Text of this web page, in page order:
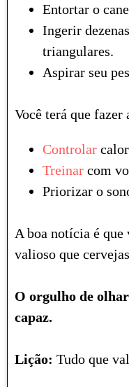
Entortar o
Ingerir
triangulares.
Aspirar seu
Você terá que
Controlar
Treinar com
Priorizar o
A boa notícia é
valioso que
O orgulho de
capaz.
Lição: Tudo que